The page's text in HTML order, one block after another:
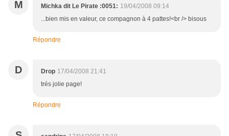
M Michka dit Le Pirate :0051: 19/04/2008 09:14
...bien mis en valeur, ce compagnon à 4 pattes!<br /> bisous
Répondre
D Drop 17/04/2008 21:41
trés jolie page!
Répondre